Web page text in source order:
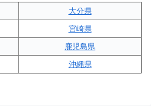
大分県
宮崎県
鹿児島県
沖縄県